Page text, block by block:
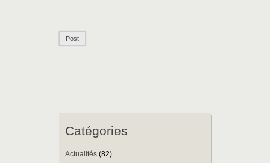
Catégories
Actualités (82)